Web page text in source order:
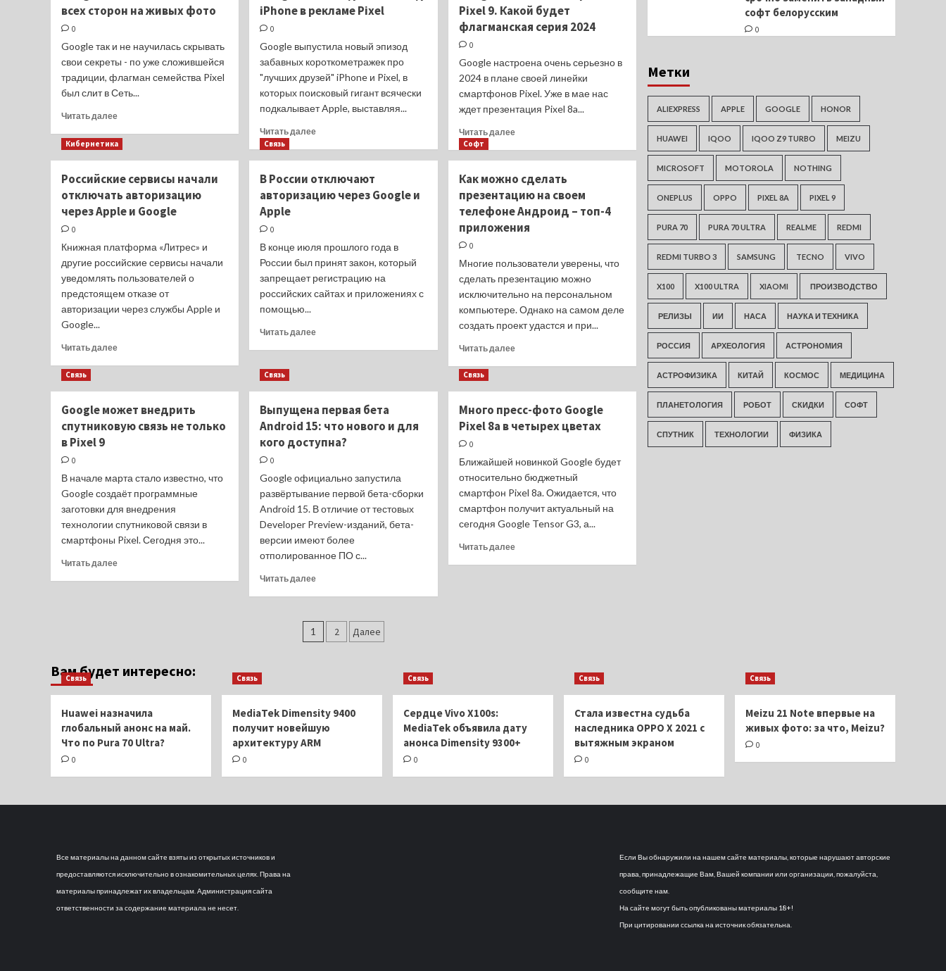
в
цветах
показали
на
видео
анонса
будет
Pixel
7a
ли покидать
монолитное
всех сторон на живых фото
0
Google так и не научилась скрывать
свои секреты - по уже сложившейся
традиции, флагман семейства Pixel
был слит в Сеть...
Читать далееПрочитать
о
9
Pro
показали
сторон
на
живых
iPhone в рекламе Pixel
0
Google выпустила новый эпизод
забавных короткометражек про
"лучших друзей" iPhone и Pixel, в
которых поисковый гигант всячески
подкалывает Apple, выставляя...
Читать далееПрочитать
снова
издевается
рекламе
Pixel
Pixel 9. Какой будет
флагманская серия 2024
0
Google настроена очень серьезно в
2024 в плане своей линейки
смартфонов Pixel. Уже в мае нас
ждет презентация Pixel 8a...
Читать далееПрочитать
готовит
четвертый
Pixel
9.
флагманская
серия
2024
Кибернетика
Российские сервисы начали
отключать авторизацию
через Apple и Google
0
Книжная платформа «Литрес» и
другие российские сервисы начали
уведомлять пользователей о
предстоящем отказе от
авторизации через службы Apple и
Google...
Читать далееПрочитать
начали
отключать
и
Google
Связь
В России отключают
авторизацию через Google и
Apple
0
В конце июля прошлого года в
России был принят закон, который
запрещает регистрацию на
российских сайтах и приложениях с
помощью...
Читать далееПрочитать
авторизацию
через
Google
и
Софт
Как можно сделать
презентацию на своем
телефоне Андроид – топ-4
приложения
0
Многие пользователи уверены, что
сделать презентацию можно
исключительно на персональном
компьютере. Однако на самом деле
создать проект удастся и при...
Читать далееПрочитать
сделать
презентацию
Андроид
–
топ-4
приложения
Связь
Google может внедрить
спутниковую связь не только
в Pixel 9
0
В начале марта стало известно, что
Google создаёт программные
заготовки для внедрения
технологии спутниковой связи в
смартфоны Pixel. Сегодня это...
Читать далееПрочитать
не
в
9
Связь
Выпущена первая бета
Android 15: что нового и для
кого доступна?
0
Google официально запустила
развёртывание первой бета-сборки
Android 15. В отличие от тестовых
Developer Preview-изданий, бета-
версии имеют более
отполированное ПО с...
Читать далееПрочитать
первая
бета
нового
и
для
кого
Связь
Много пресс-фото Google
Pixel 8a в четырех цветах
0
Ближайшей новинкой Google будет
относительно бюджетный
смартфон Pixel 8a. Ожидается, что
смартфон получит актуальный на
сегодня Google Tensor G3, а...
Читать далееПрочитать
Пагинация
1 2 Далее
софт белорусским
0
Метки
ALIEXPRESS APPLE GOOGLE HONOR
HUAWEI IQOO IQOO Z9 TURBO MEIZU
MICROSOFT MOTOROLA NOTHING
ONEPLUS OPPO PIXEL 8A PIXEL 9
PURA 70 PURA 70 ULTRA REALME REDMI
REDMI TURBO 3 SAMSUNG TECNO VIVO
X100 X100 ULTRA XIAOMI ПРОИЗВОДСТВО
РЕЛИЗЫ ИИ НАСА НАУКА И ТЕХНИКА
РОССИЯ АРХЕОЛОГИЯ АСТРОНОМИЯ
АСТРОФИЗИКА КИТАЙ КОСМОС МЕДИЦИНА
ПЛАНЕТОЛОГИЯ РОБОТ СКИДКИ СОФТ
СПУТНИК ТЕХНОЛОГИИ ФИЗИКА
Вам будет интересно:
Связь
Huawei назначила
глобальный анонс на май.
Что по Pura 70 Ultra?
0
Связь
MediaTek Dimensity 9400
получит новейшую
архитектуру ARM
0
Связь
Сердце Vivo X100s:
MediaTek объявила дату
анонса Dimensity 9300+
0
Связь
Стала известна судьба
наследника OPPO X 2021 с
вытяжным экраном
0
Связь
Meizu 21 Note впервые на
живых фото: за что, Meizu?
0
Все материалы на данном сайте взяты из открытых источников и
предоставляются исключительно в ознакомительных целях. Права на
материалы принадлежат их владельцам. Администрация сайта
ответственности за содержание материала не несет.
Если Вы обнаружили на нашем сайте материалы, которые нарушают авторские
права, принадлежащие Вам, Вашей компании или организации, пожалуйста,
сообщите нам.
На сайте могут быть опубликованы материалы 18+!
При цитировании ссылка на источник обязательна.